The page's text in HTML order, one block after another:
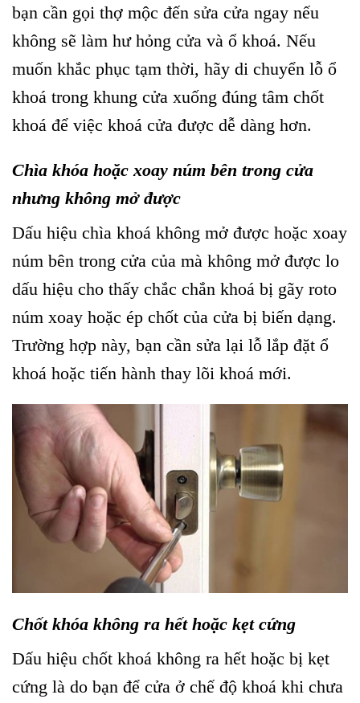
bạn cần gọi thợ mộc đến sửa cửa ngay nếu
không sẽ làm hư hỏng cửa và ổ khoá. Nếu
muốn khắc phục tạm thời, hãy di chuyển lỗ ổ
khoá trong khung cửa xuống đúng tâm chốt
khoá để việc khoá cửa được dễ dàng hơn.
Chìa khóa hoặc xoay núm bên trong cửa
nhưng không mở được
Dấu hiệu chìa khoá không mở được hoặc xoay
núm bên trong cửa của mà không mở được lo
dấu hiệu cho thấy chắc chắn khoá bị gãy roto
núm xoay hoặc ép chốt của cửa bị biến dạng.
Trường hợp này, bạn cần sửa lại lỗ lắp đặt ổ
khoá hoặc tiến hành thay lõi khoá mới.
Chốt khóa không ra hết hoặc kẹt cứng
Dấu hiệu chốt khoá không ra hết hoặc bị kẹt
cứng là do bạn để cửa ở chế độ khoá khi chưa